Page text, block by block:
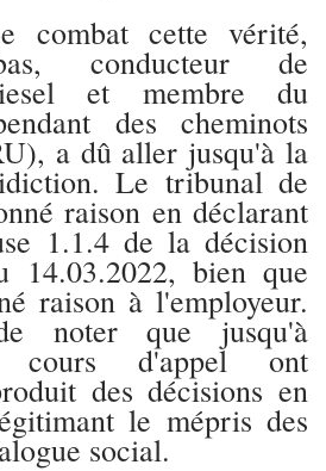
combat cette vérité,
conducteur de
et membre du
des cheminots
a dû aller jusqu'à la
Le tribunal de
raison en déclarant
1.1.4 de la décision
14.03.2022, bien que
raison à l'employeur.
noter que jusqu'à
cours d'appel ont
des décisions en
le mépris des
social.